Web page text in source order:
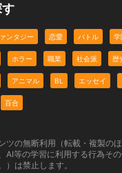
ンタジー 恋愛 バトル 学
ホラー 職業 社会派 歴
アニマル BL エッセイ
百合
ツの無断利用（転載・複製の
AI等の学習に利用する行為そ
）は禁止します。